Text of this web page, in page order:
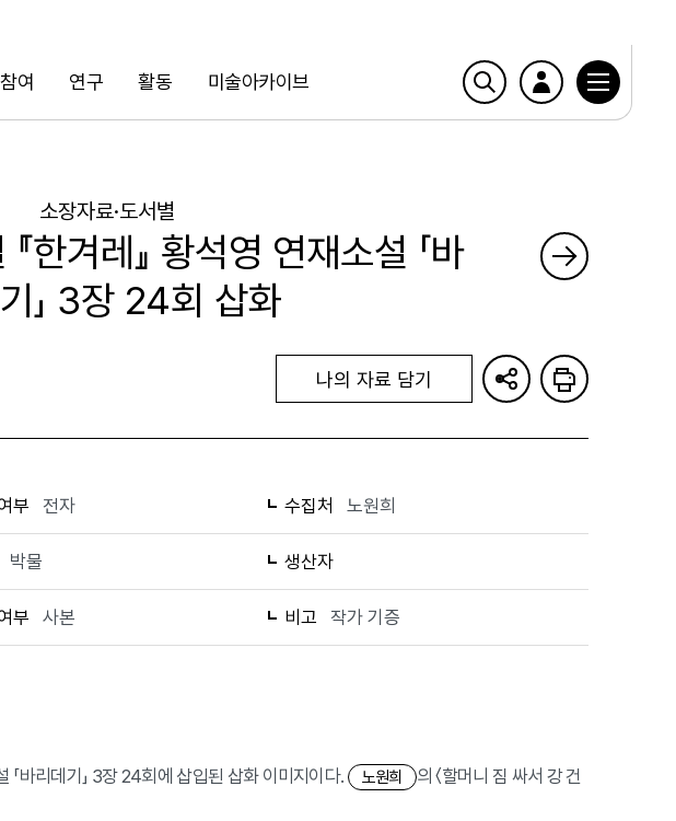
여 연구 활동 미술아카이브
소장자료·도서별
한겨레』 황석영 연재소설 「바
」 3장 24회 삽화
나의 자료 담기
부 전자 수집처 노원희
박물 생산자
부 사본 비고 작가 기증
바리데기」 3장 24회에 삽입된 삽화 이미지이다. 노원희
의 〈할머니 짐 싸서 강 건